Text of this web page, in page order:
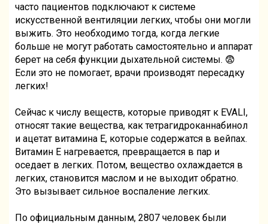
часто пациентов подключают к системе
искусственной вентиляции легких, чтобы они могли
выжить. Это необходимо тогда, когда легкие
больше не могут работать самостоятельно и аппарат
берет на себя функции дыхательной системы. 😨
Если это не помогает, врачи производят пересадку
легких!
Сейчас к числу веществ, которые приводят к EVALI,
относят такие вещества, как тетрагидроканнабинол
и ацетат витамина Е, которые содержатся в вейпах.
Витамин Е нагревается, превращается в пар и
оседает в легких. Потом, вещество охлаждается в
легких, становится маслом и не выходит обратно.
Это вызывает сильное воспаление легких.
По официальным данным, 2807 человек были